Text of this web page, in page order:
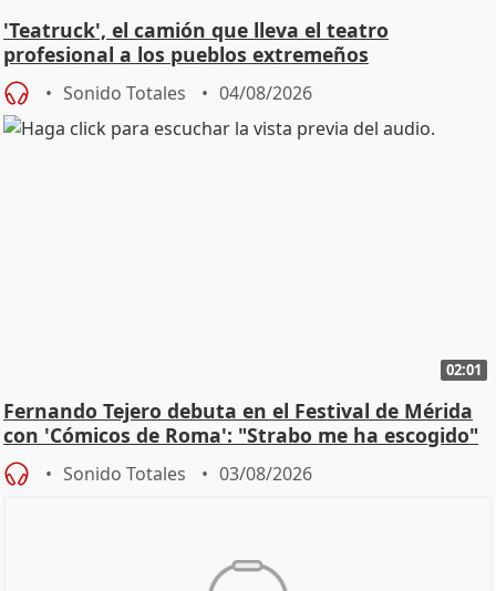
'Teatruck', el camión que lleva el teatro
profesional a los pueblos extremeños
Sonido Totales 04/08/2026
02:01
Fernando Tejero debuta en el Festival de Mérida
con 'Cómicos de Roma': "Strabo me ha escogido"
Sonido Totales 03/08/2026